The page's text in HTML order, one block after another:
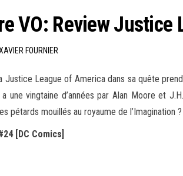
VO: Review Justice
FOURNIER
Justice League of America dans sa quête
une vingtaine d’années par Alan Moore et
pétards mouillés au royaume de l’Imagination ?
[DC Comics]